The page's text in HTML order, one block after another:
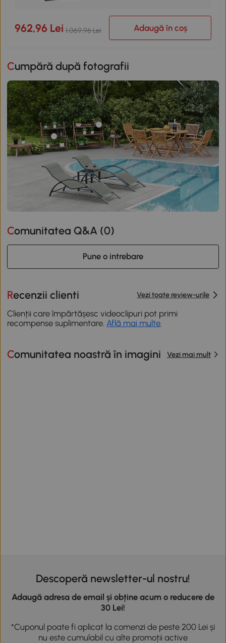
962,96 Lei 1.069,96 Lei Adaugă în coș
Cumpără după fotografii
Comunitatea Q&A (0)
Pune o intrebare
Recenzii clienti Vezi toate review-urile
Clienții care împărtășesc videoclipuri pot primi
recompense suplimentare. Află mai multe.
Comunitatea noastră în imagini Vezi mai mult
Descoperă newsletter-ul nostru!
Adaugă adresa de email și obține acum o reducere de
30 Lei!
*Cuponul poate fi aplicat la comenzi de peste 200 Lei și
nu este cumulabil cu alte promoții active